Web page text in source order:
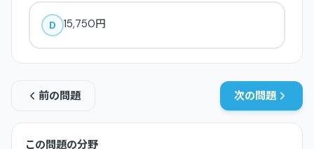
D 15,750円
前の問題 次の問題
この問題の分野